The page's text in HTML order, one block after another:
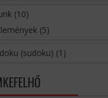
(10)
(5)
(sudoku) (1)